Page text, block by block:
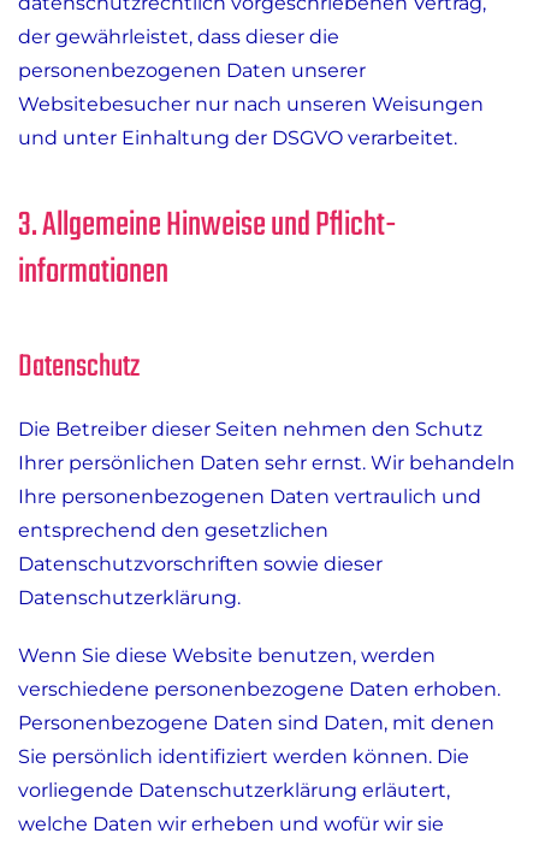
der gewährleistet, dass dieser die
personenbezogenen Daten unserer
Websitebesucher nur nach unseren Weisungen
und unter Einhaltung der DSGVO verarbeitet.
3. Allgemeine Hinweise und Pflicht­
informationen
Datenschutz
Die Betreiber dieser Seiten nehmen den Schutz
Ihrer persönlichen Daten sehr ernst. Wir behandeln
Ihre personenbezogenen Daten vertraulich und
entsprechend den gesetzlichen
Datenschutzvorschriften sowie dieser
Datenschutzerklärung.
Wenn Sie diese Website benutzen, werden
verschiedene personenbezogene Daten erhoben.
Personenbezogene Daten sind Daten, mit denen
Sie persönlich identifiziert werden können. Die
vorliegende Datenschutzerklärung erläutert,
welche Daten wir erheben und wofür wir sie